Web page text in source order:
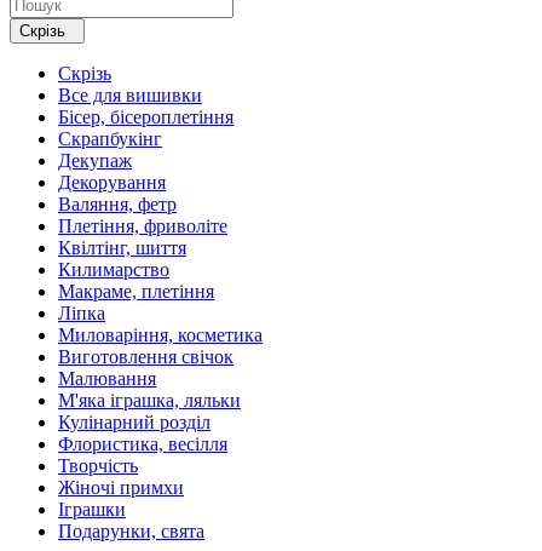
Скрізь
Скрізь
Все для вишивки
Бісер, бісероплетіння
Скрапбукінг
Декупаж
Декорування
Валяння, фетр
Плетіння, фриволіте
Квілтінг, шиття
Килимарство
Макраме, плетіння
Ліпка
Миловаріння, косметика
Виготовлення свічок
Малювання
М'яка іграшка, ляльки
Кулінарний розділ
Флористика, весілля
Творчість
Жіночі примхи
Іграшки
Подарунки, свята